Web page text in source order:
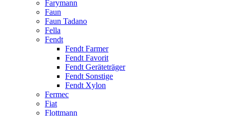
Farymann
Faun
Faun Tadano
Fella
Fendt
Fendt Farmer
Fendt Favorit
Fendt Geräteträger
Fendt Sonstige
Fendt Xylon
Fermec
Fiat
Flottmann